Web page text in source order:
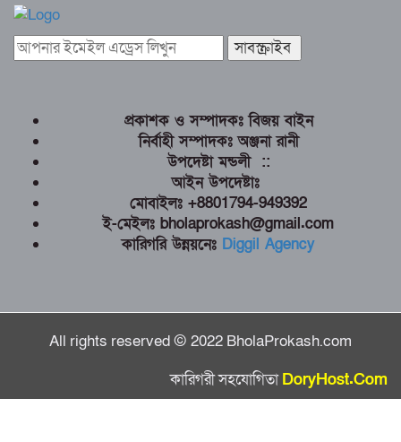
প্রকাশক ও সম্পাদকঃ বিজয় বাইন
নির্বাহী সম্পাদকঃ অঞ্জনা রানী
উপদেষ্টা মন্ডলী ::
আইন উপদেষ্টাঃ
মোবাইলঃ +8801794-949392
ই-মেইলঃ bholaprokash@gmail.com
কারিগরি উন্নয়নেঃ Diggil Agency
All rights reserved © 2022 BholaProkash.com
কারিগরী সহযোগিতাDoryHost.Com